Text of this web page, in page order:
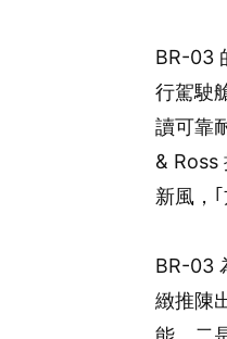
BR-03
行駕駛
讀可靠
& Ross
新風，
BR-03
緻推陳